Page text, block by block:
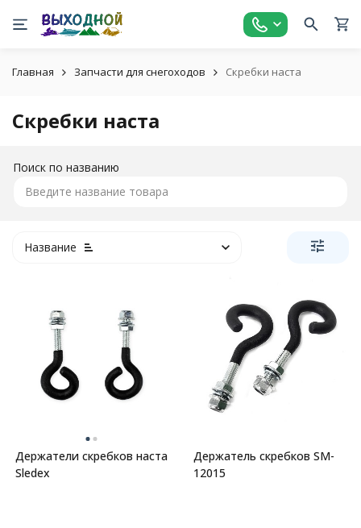
Главная Запчасти для снегоходов Скребки наста
Скребки наста
Поиск по названию
Название
Держатели скребков наста
Sledex
Держатель скребков SM-
12015